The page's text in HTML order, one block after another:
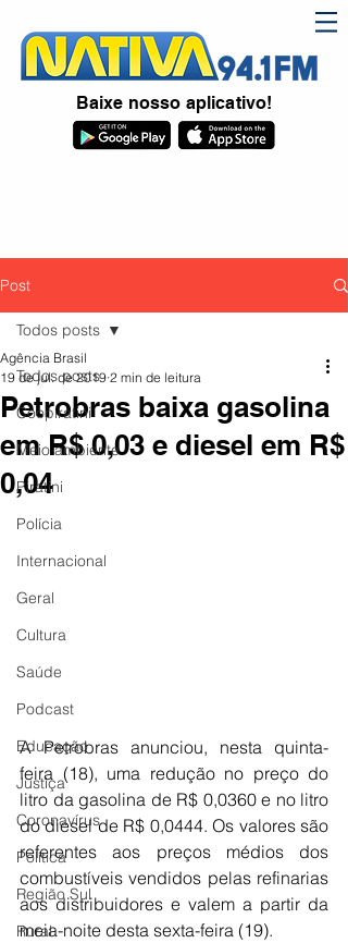
Baixe nosso aplicativo!
Post
Todos posts
Coopiratini
Meio ambiente
Piratini
Polícia
Internacional
Geral
Cultura
Saúde
Podcast
Educação
Justiça
Coronavírus
Política
Região Sul
Rural
Todos posts
Petrobras baixa gasolina
em R$ 0,03 e diesel em R$
0,04
Agência Brasil
19 de jul. de 2019 2 min de leitura
A Petrobras anunciou, nesta quinta-
feira (18), uma redução no preço do
litro da gasolina de R$ 0,0360 e no litro
do diesel de R$ 0,0444. Os valores são
referentes aos preços médios dos
combustíveis vendidos pelas refinarias
aos distribuidores e valem a partir da
meia-noite desta sexta-feira (19).